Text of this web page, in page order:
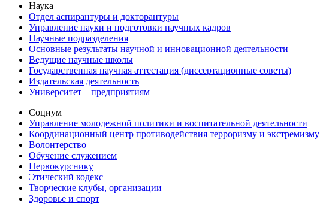
Наука
Отдел аспирантуры и докторантуры
Управление науки и подготовки научных кадров
Научные подразделения
Основные результаты научной и инновационной деятельности
Ведущие научные школы
Государственная научная аттестация (диссертационные советы)
Издательская деятельность
Университет – предприятиям
Социум
Управление молодежной политики и воспитательной деятельности
Координационный центр противодействия терроризму и экстремизму
Волонтерство
Обучение служением
Первокурснику
Этический кодекс
Творческие клубы, организации
Здоровье и спорт